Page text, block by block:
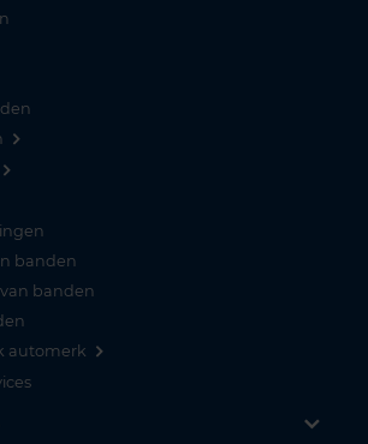
banden
banden
automerk